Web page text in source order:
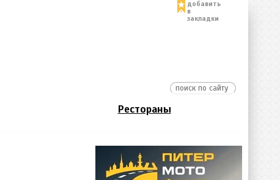
добавить
в
закладки
Рестораны